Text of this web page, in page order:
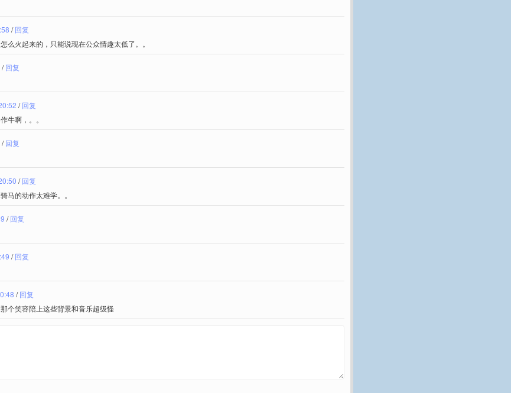
/回复
么火起来的，只能说现在公众情趣太低了。。
/回复
/回复
牛啊，。。
/回复
/回复
马的动作太难学。。
/回复
/回复
/回复
个笑容陪上这些背景和音乐超级怪